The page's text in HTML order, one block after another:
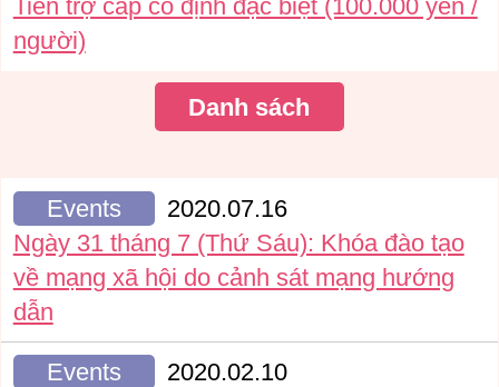
Tiền trợ cấp cố định đặc biệt (100.000 yên /
người)
Danh sách
Events
2020.07.16
Ngày 31 tháng 7 (Thứ Sáu): Khóa đào tạo
về mạng xã hội do cảnh sát mạng hướng
dẫn
Events
2020.02.10